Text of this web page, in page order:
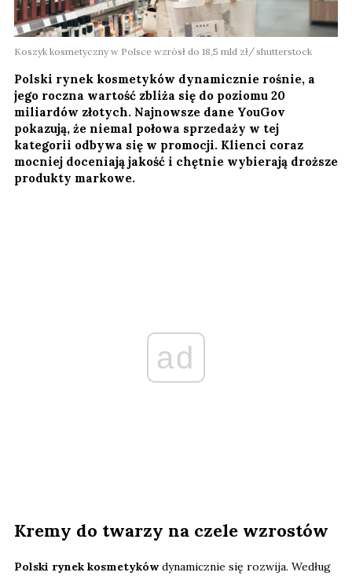
Koszyk kosmetyczny w Polsce wzrósł do 18,5 mld zł shutterstock
Polski rynek kosmetyków dynamicznie rośnie, a
jego roczna wartość zbliża się do poziomu 20
miliardów złotych. Najnowsze dane YouGov
pokazują, że niemal połowa sprzedaży w tej
kategorii odbywa się w promocji. Klienci coraz
mocniej doceniają jakość i chętnie wybierają droższe
produkty markowe.
ad
Kremy do twarzy na czele wzrostów
Polski rynek kosmetykówdynamicznie się rozwija. Według